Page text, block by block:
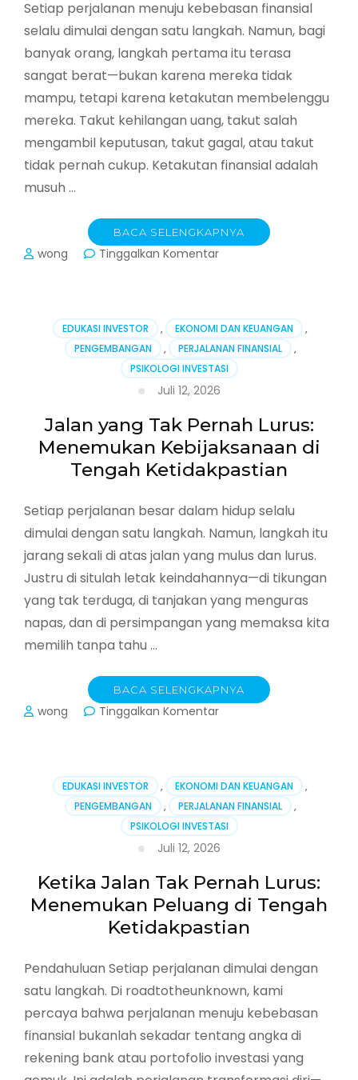
Setiap perjalanan menuju kebebasan finansial
selalu dimulai dengan satu langkah. Namun, bagi
banyak orang, langkah pertama itu terasa
sangat berat—bukan karena mereka tidak
mampu, tetapi karena ketakutan membelenggu
mereka. Takut kehilangan uang, takut salah
mengambil keputusan, takut gagal, atau takut
tidak pernah cukup. Ketakutan finansial adalah
musuh …
BACA SELENGKAPNYA
wong Tinggalkan Komentarpada
Langkah
Praktis
Menuju
Kebebasan
Ekonomi
EDUKASI INVESTOR , EKONOMI DAN KEUANGAN
,
PENGEMBANGAN
, PERJALANAN FINANSIAL
,
PSIKOLOGI INVESTASI
Juli 12, 2026
Jalan yang Tak Pernah Lurus:
Menemukan Kebijaksanaan di
Tengah Ketidakpastian
Setiap perjalanan besar dalam hidup selalu
dimulai dengan satu langkah. Namun, langkah itu
jarang sekali di atas jalan yang mulus dan lurus.
Justru di situlah letak keindahannya—di tikungan
yang tak terduga, di tanjakan yang menguras
napas, dan di persimpangan yang memaksa kita
memilih tanpa tahu …
BACA SELENGKAPNYA
wong Tinggalkan Komentarpada
Pernah
Lurus:
Menemukan
Kebijaksanaan
di
Ketidakpastian
EDUKASI INVESTOR , EKONOMI DAN KEUANGAN
,
PENGEMBANGAN
, PERJALANAN FINANSIAL
,
PSIKOLOGI INVESTASI
Juli 12, 2026
Ketika Jalan Tak Pernah Lurus:
Menemukan Peluang di Tengah
Ketidakpastian
Pendahuluan Setiap perjalanan dimulai dengan
satu langkah. Di roadtotheunknown, kami
percaya bahwa perjalanan menuju kebebasan
finansial bukanlah sekadar tentang angka di
rekening bank atau portofolio investasi yang